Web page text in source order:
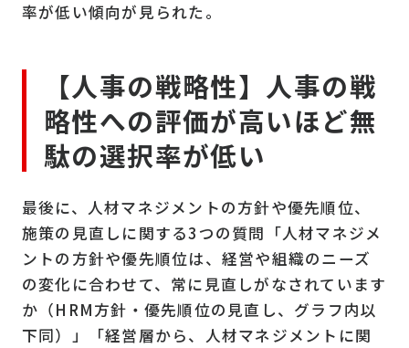
率が低い傾向が見られた。
【人事の戦略性】人事の戦
略性への評価が高いほど無
駄の選択率が低い
最後に、人材マネジメントの方針や優先順位、
施策の見直しに関する3 つの質問「人材マネジメ
ントの方針や優先順位は、経営や組織のニーズ
の変化に合わせて、常に見直しがなされています
か（HRM方針・優先順位の見直し、グラフ内以
下同）」「経営層から、人材マネジメントに関